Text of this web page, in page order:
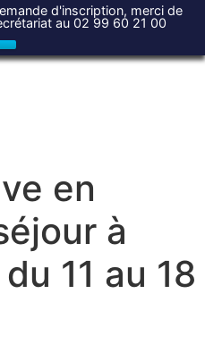
d'inscription, merci de
au 02 99 60 21 00
en
à
11 au 18